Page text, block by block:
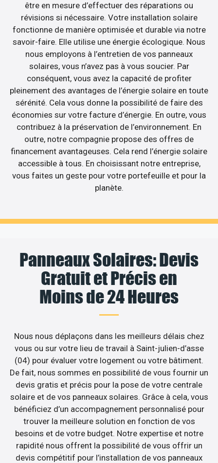
être en mesure d’effectuer des réparations ou
révisions si nécessaire. Votre installation solaire
fonctionne de manière optimisée et durable via notre
savoir-faire. Elle utilise une énergie écologique. Nous
nous employons à l’entretien de vos panneaux
solaires, vous n’avez pas à vous soucier. Par
conséquent, vous avez la capacité de profiter
pleinement des avantages de l’énergie solaire en toute
sérénité. Cela vous donne la possibilité de faire des
économies sur votre facture d’énergie. En outre, vous
contribuez à la préservation de l’environnement. En
outre, notre compagnie propose des offres de
financement avantageuses. Cela rend l’énergie solaire
accessible à tous. En choisissant notre entreprise,
vous faites un geste pour votre portefeuille et pour la
planète.
Panneaux Solaires: Devis
Gratuit et Précis en
Moins de 24 Heures
Nous nous déplaçons dans les meilleurs délais chez
vous ou sur votre lieu de travail à Saint-julien-d’asse
(04) pour évaluer votre logement ou votre bâtiment.
De fait, nous sommes en possibilité de vous fournir un
devis gratis et précis pour la pose de votre centrale
solaire et de vos panneaux solaires. Grâce à cela, vous
bénéficiez d’un accompagnement personnalisé pour
trouver la meilleure solution en fonction de vos
besoins et de votre budget. Notre expertise et notre
rapidité nous offrent la possibilité de vous offrir un
devis compétitif pour l’installation de vos panneaux